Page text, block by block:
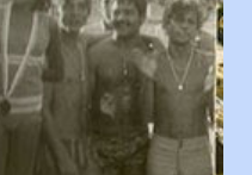
bildiriyordu.. Bu grup
''Açık ve net olarak
yanısıra, bu takımlara
veren Bursa Büyükşehir
alışveriş merkezlerini